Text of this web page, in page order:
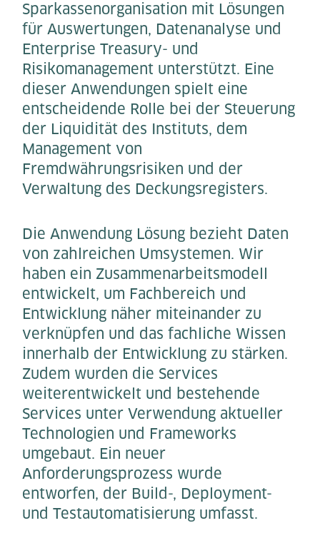
Sparkassenorganisation mit Lösungen
für Auswertungen, Datenanalyse und
Enterprise Treasury- und
Risikomanagement unterstützt. Eine
dieser Anwendungen spielt eine
entscheidende Rolle bei der Steuerung
der Liquidität des Instituts, dem
Management von
Fremdwährungsrisiken und der
Verwaltung des Deckungsregisters.
Die Anwendung Lösung bezieht Daten
von zahlreichen Umsystemen. Wir
haben ein Zusammenarbeitsmodell
entwickelt, um Fachbereich und
Entwicklung näher miteinander zu
verknüpfen und das fachliche Wissen
innerhalb der Entwicklung zu stärken.
Zudem wurden die Services
weiterentwickelt und bestehende
Services unter Verwendung aktueller
Technologien und Frameworks
umgebaut. Ein neuer
Anforderungsprozess wurde
entworfen, der Build-, Deployment-
und Testautomatisierung umfasst.